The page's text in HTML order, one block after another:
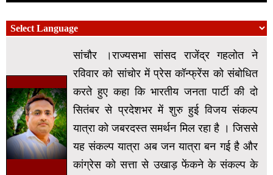
सांचौर ।राज्यसभा सांसद राजेंद्र गहलोत ने
रविवार को सांचोर में प्रेस कॉन्फ्रेंस को संबोधित
करते हुए कहा कि भारतीय जनता पार्टी की दो
सितंबर से प्रदेशभर में शुरु हुई विजय संकल्प
यात्रा को जबरदस्त समर्थन मिल रहा है । जिससे
यह संकल्प यात्रा अब जन यात्रा बन गई है और
कांग्रेस को सत्ता से उखाड़ फेंकने के संकल्प के